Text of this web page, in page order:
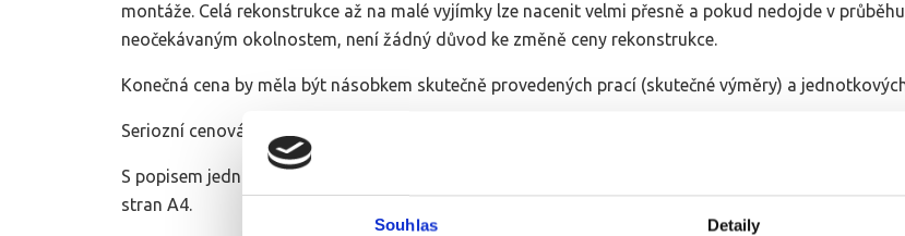
Souhlas Detaily
montáže. Celá rekonstrukce až na malé vyjímky lze nacenit velmi přesně a pokud nedojde v
neočekávaným okolnostem, není žádný důvod ke změně ceny rekonstrukce.
Konečná cena by měla být násobkem skutečně provedených prací (skutečné výměry) a
Seriozní cenová nabídka by měla obsahovat přesné výměry jednotlivých prací, materiálů a
S popisem jednotlivých technologií, výkresy, vizualizacemi, cenami za každou položku, návrhy
stran A4.